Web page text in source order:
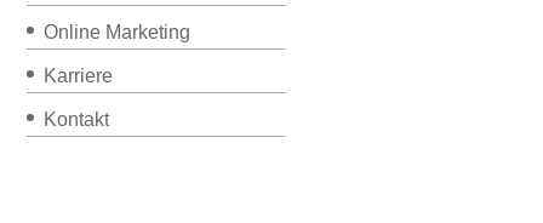
Online Marketing
Karriere
Kontakt